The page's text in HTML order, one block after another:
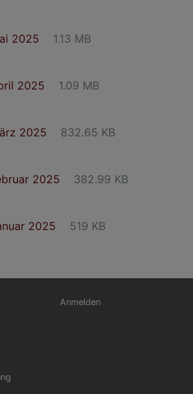
2025 1.13 MB
2025 1.09 MB
2025 832.65 KB
2025 382.99 KB
2025 519 KB
Benutzermenü
Anmelden